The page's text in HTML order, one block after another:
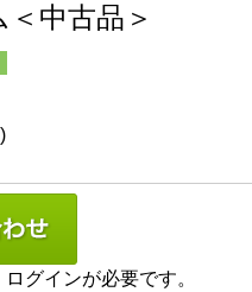
中古品＞
グインが必要です。